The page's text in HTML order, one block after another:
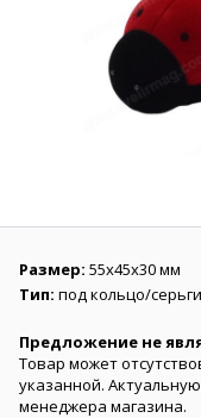
Размер: 55х45х30 мм
Тип: под кольцо/серьги
Предложение не
Товар может
указанной.
менеджера магазина.